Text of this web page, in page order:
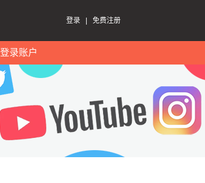
登录 免费注册
登录账户